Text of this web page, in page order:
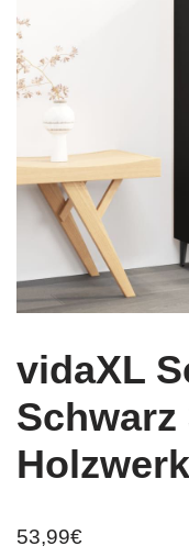
vidaXL
Schwarz
53,99€